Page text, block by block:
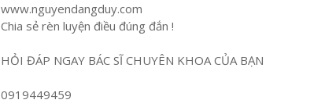
www.nguyendangduy.com
Chia sẻ rèn luyện điều đúng đắn !
HỎI ĐÁP NGAY BÁC SĨ CHUYÊN KHOA CỦA BẠN
0919449459